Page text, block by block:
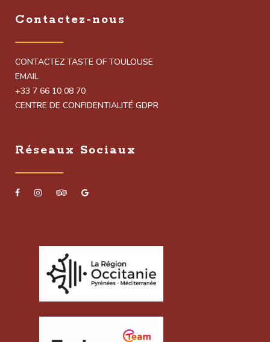
Contactez-nous
CONTACTEZ TASTE OF TOULOUSE
EMAIL
+33 7 66 10 08 70
CENTRE DE CONFIDENTIALITÉ GDPR
Réseaux Sociaux